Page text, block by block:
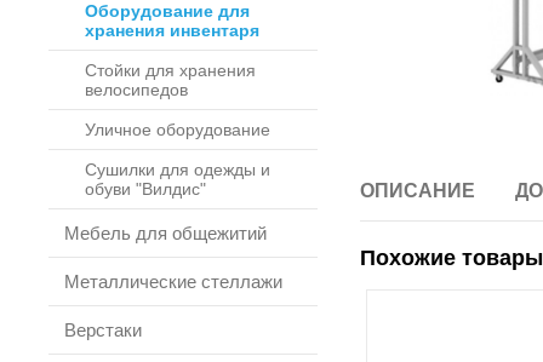
Оборудование для
хранения инвентаря
Стойки для хранения
велосипедов
Уличное оборудование
Сушилки для одежды и
обуви "Вилдис"
Мебель для общежитий
Металлические стеллажи
Верстаки
ОПИСАНИЕ
Похожие